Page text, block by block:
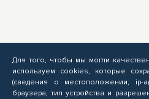
Для того, чтобы мы могли
используем cookies, которые
(сведения о местоположении,
браузера, тип устройства и